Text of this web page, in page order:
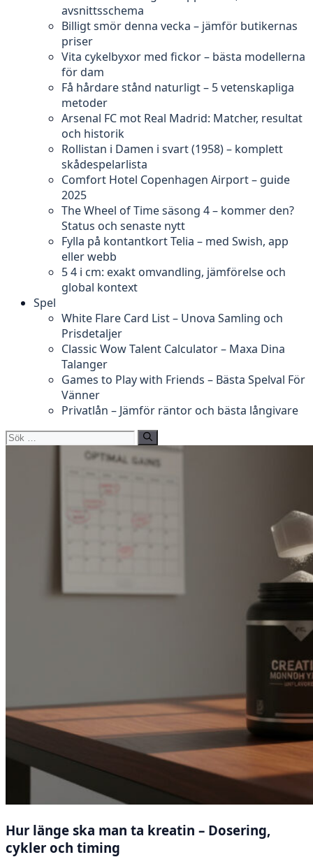
avsnittsschema
Billigt smör denna vecka – jämför butikernas
priser
Vita cykelbyxor med fickor – bästa modellerna
för dam
Få hårdare stånd naturligt – 5 vetenskapliga
metoder
Arsenal FC mot Real Madrid: Matcher, resultat
och historik
Rollistan i Damen i svart (1958) – komplett
skådespelarlista
Comfort Hotel Copenhagen Airport – guide
2025
The Wheel of Time säsong 4 – kommer den?
Status och senaste nytt
Fylla på kontantkort Telia – med Swish, app
eller webb
5 4 i cm: exakt omvandling, jämförelse och
global kontext
Spel
White Flare Card List – Unova Samling och
Prisdetaljer
Classic Wow Talent Calculator – Maxa Dina
Talanger
Games to Play with Friends – Bästa Spelval För
Vänner
Privatlån – Jämför räntor och bästa långivare
Sök
Hur länge ska man ta kreatin – Dosering,
cykler och timing